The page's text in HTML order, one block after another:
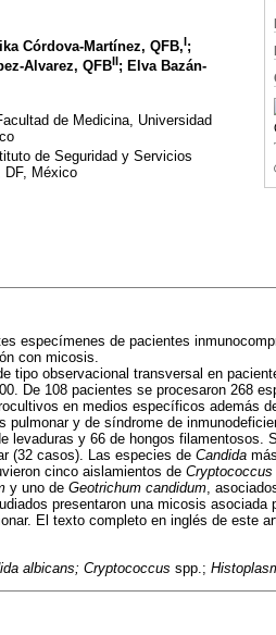
Córdova-Martínez, QFB,I;
Alvarez, QFBII; Elva Bazán-
de Medicina, Universidad
de Seguridad y Servicios
DF, México
especímenes de pacientes
con micosis.
tipo observacional transversal en
De 108 pacientes se procesaron 268
en medios específicos además
y de síndrome de
levaduras y 66 de hongos filamentosos.
(32 casos). Las especies de Candida
cinco aislamientos de Cryptococcus
y uno de Geotrichum candidum,
presentaron una micosis asociada
El texto completo en inglés de este
albicans; Cryptococcus spp.;